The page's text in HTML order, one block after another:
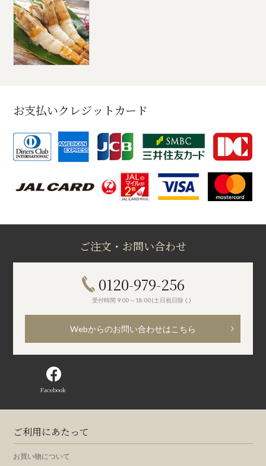
お支払いクレジットカード
ご注文・お問い合わせ
0120-979-256
受付時間 9:00～18:00(土日祝日除く)
Webからのお問い合わせはこちら
Facebook
ご利用にあたって
お買い物について